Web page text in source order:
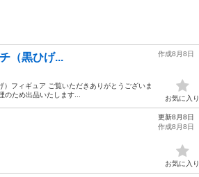
（黒ひげ...
フィギュア ご覧いただきありがとうございま
ため出品いたします...
作成8月8日
お気に入り
更新8月8日
作成8月8日
お気に入り